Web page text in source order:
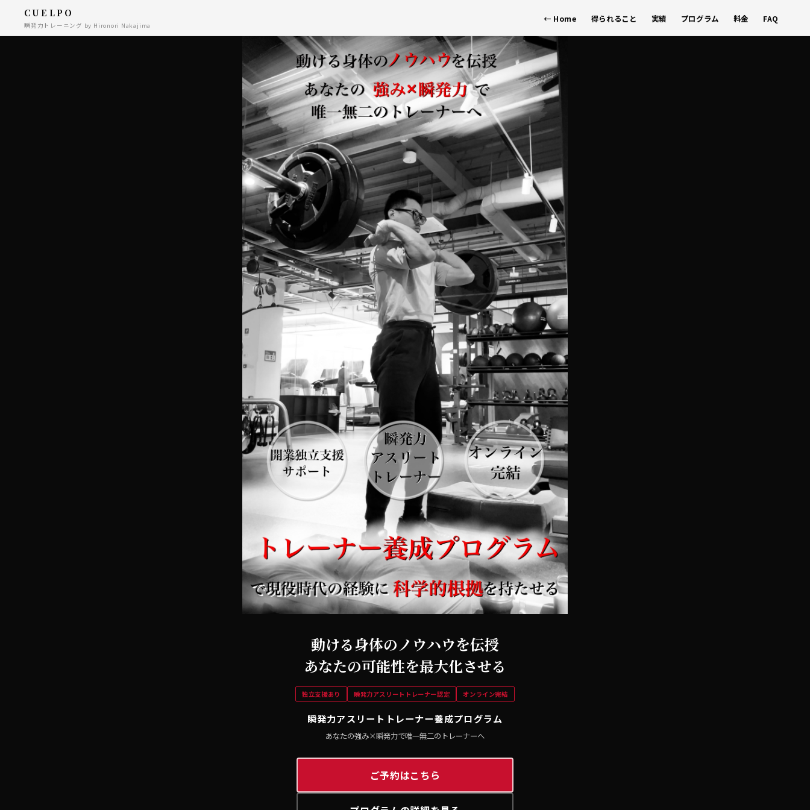
CUELPO
瞬発力トレーニング by Hironori Nakajima
← Home 得られること 実績 プログラム 料金 FAQ
瞬発力アスリートトレーナー養成プログラム｜動ける身体の
動ける身体のノウハウを伝授
あなたの可能性を最大化させる
独立支援あり 瞬発力アスリートトレーナー認定 オンライン完結
瞬発力アスリートトレーナー養成プログラム
あなたの強み×瞬発力で唯一無二のトレーナーへ
ご予約はこちら